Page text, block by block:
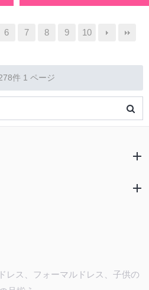
6 7 8 9 10
件 1 ページ
レス、フォーマルドレス、子供の